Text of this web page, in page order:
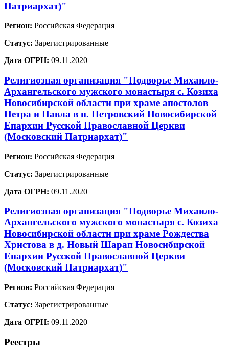
Патриархат)"
Регион: Российская Федерация
Статус: Зарегистрированные
Дата ОГРН: 09.11.2020
Религиозная организация "Подворье Михаило-
Архангельского мужского монастыря с. Козиха
Новосибирской области при храме апостолов
Петра и Павла в п. Петровский Новосибирской
Епархии Русской Православной Церкви
(Московский Патриархат)"
Регион: Российская Федерация
Статус: Зарегистрированные
Дата ОГРН: 09.11.2020
Религиозная организация "Подворье Михаило-
Архангельского мужского монастыря с. Козиха
Новосибирской области при храме Рождества
Христова в д. Новый Шарап Новосибирской
Епархии Русской Православной Церкви
(Московский Патриархат)"
Регион: Российская Федерация
Статус: Зарегистрированные
Дата ОГРН: 09.11.2020
Реестры